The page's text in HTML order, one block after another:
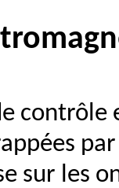
contrôle
sur les